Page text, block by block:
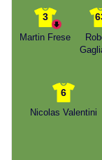
3
Martin Frese
6
Nicolas Valentini